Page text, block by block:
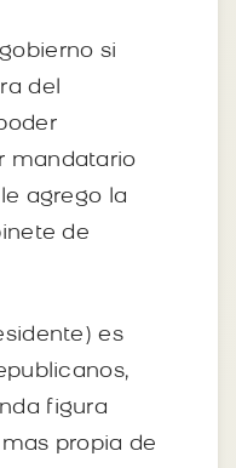
si
del
mandatario
agrego la
de
es
figura
propia de